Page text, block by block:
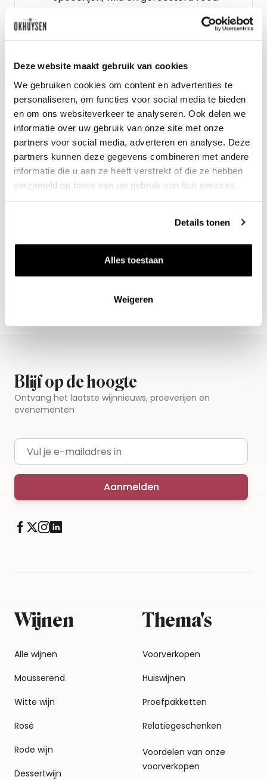
Deze website maakt gebruik van cookies
We gebruiken cookies om content en advertenties te
personaliseren, om functies voor social media te bieden
en om ons websiteverkeer te analyseren. Ook delen we
informatie over uw gebruik van onze site met onze
partners voor social media, adverteren en analyse. Deze
partners kunnen deze gegevens combineren met andere
informatie die u aan ze heeft verstrekt of die ze hebben
verzameld op basis van uw gebruik van hun services.
Details tonen
Alles toestaan
Weigeren
Nieuws & inspiratie in Vineé Vineuse
Iedere wijn per fles te bestellen
Blijf op de hoogte
Ontvang het laatste wijnnieuws, proeverijen en
evenementen
E-mailadres
Aanmelden
Wijnen
Alle wijnen
Mousserend
Witte wijn
Rosé
Rode wijn
Dessertwijn
Thema's
Voorverkopen
Huiswijnen
Proefpakketten
Relatiegeschenken
Voordelen van onze
voorverkopen